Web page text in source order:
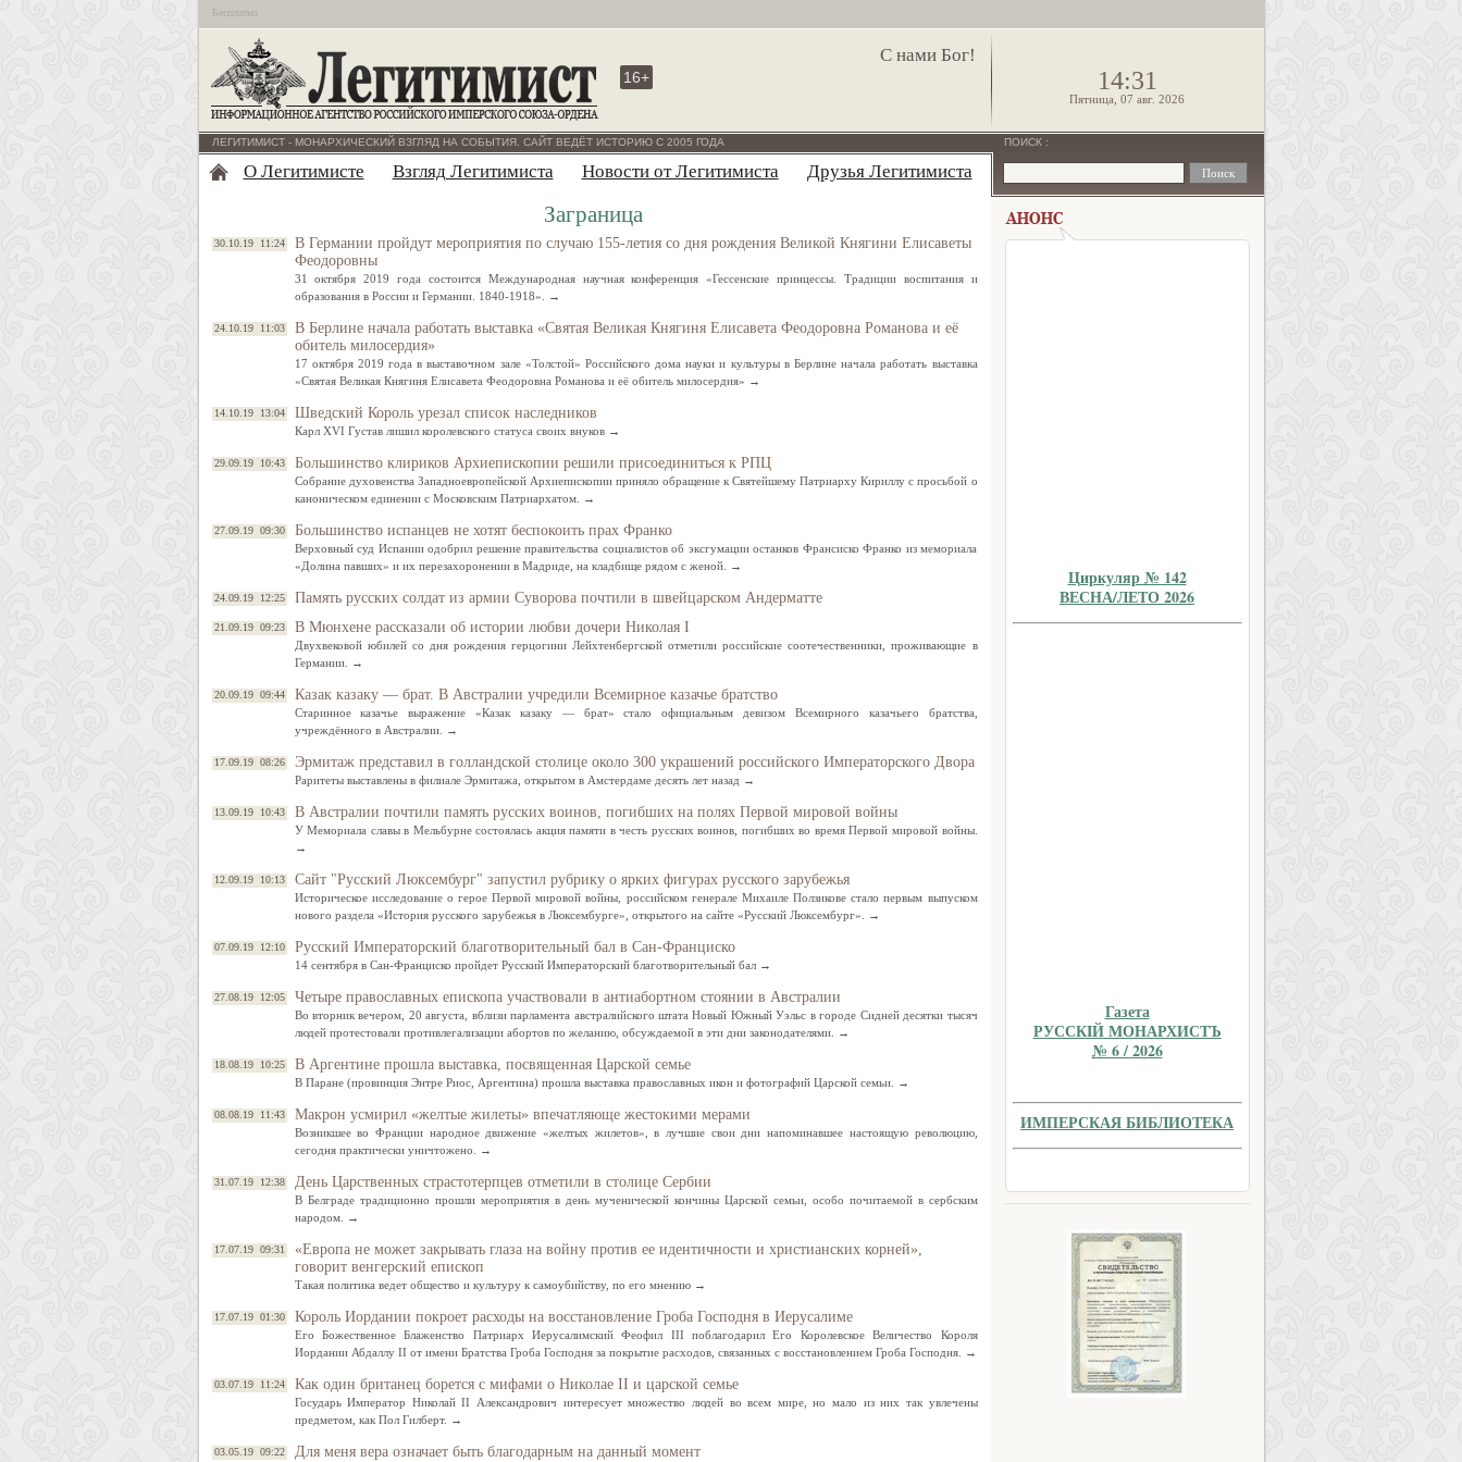
Бесплатно
С нами Бог!
16+ 14:31
Пятница, 07 авг. 2026
ЛЕГИТИМИСТ - МОНАРХИЧЕСКИЙ ВЗГЛЯД НА СОБЫТИЯ. САЙТ ВЕДЁТ ИСТОРИЮ С 2005 ГОДА
О Легитимисте Взгляд Легитимиста Новости от Легитимиста Друзья Легитимиста
Заграница
30.10.19 11:24
В Германии пройдут мероприятия по случаю 155-летия со дня рождения Великой Княгини Елисаветы
Феодоровны
31 октября 2019 года состоится Международная научная конференция «Гессенские принцессы. Традиции воспитания и
образования в России и Германии. 1840-1918». →
24.10.19 11:03
В Берлине начала работать выставка «Святая Великая Княгиня Елисавета Феодоровна Романова и её
обитель милосердия»
17 октября 2019 года в выставочном зале «Толстой» Российского дома науки и культуры в Берлине начала работать выставка
«Святая Великая Княгиня Елисавета Феодоровна Романова и её обитель милосердия» →
14.10.19 13:04 Шведский Король урезал список наследников
Карл XVI Густав лишил королевского статуса своих внуков →
29.09.19 10:43 Большинство клириков Архиепископии решили присоединиться к РПЦ
Собрание духовенства Западноевропейской Архиепископии приняло обращение к Святейшему Патриарху Кириллу с просьбой о
каноническом единении с Московским Патриархатом. →
27.09.19 09:30 Большинство испанцев не хотят беспокоить прах Франко
Верховный суд Испании одобрил решение правительства социалистов об эксгумации останков Франсиско Франко из мемориала
«Долина павших» и их перезахоронении в Мадриде, на кладбище рядом с женой. →
24.09.19 12:25 Память русских солдат из армии Суворова почтили в швейцарском Андерматте
21.09.19 09:23 В Мюнхене рассказали об истории любви дочери Николая I
Двухвековой юбилей со дня рождения герцогини Лейхтенбергской отметили российские соотечественники, проживающие в
Германии. →
20.09.19 09:44 Казак казаку — брат. В Австралии учредили Всемирное казачье братство
Старинное казачье выражение «Казак казаку — брат» стало официальным девизом Всемирного казачьего братства,
учреждённого в Австралии. →
17.09.19 08:26 Эрмитаж представил в голландской столице около 300 украшений российского Императорского Двора
Раритеты выставлены в филиале Эрмитажа, открытом в Амстердаме десять лет назад →
13.09.19 10:43 В Австралии почтили память русских воинов, погибших на полях Первой мировой войны
У Мемориала славы в Мельбурне состоялась акция памяти в честь русских воинов, погибших во время Первой мировой войны.
→
12.09.19 10:13 Сайт "Русский Люксембург" запустил рубрику о ярких фигурах русского зарубежья
Историческое исследование о герое Первой мировой войны, российском генерале Михаиле Ползикове стало первым выпуском
нового раздела «История русского зарубежья в Люксембурге», открытого на сайте «Русский Люксембург». →
07.09.19 12:10 Русский Императорский благотворительный бал в Сан-Франциско
14 сентября в Сан-Франциско пройдет Русский Императорский благотворительный бал →
27.08.19 12:05 Четыре православных епископа участвовали в антиабортном стоянии в Австралии
Во вторник вечером, 20 августа, вблизи парламента австралийского штата Новый Южный Уэльс в городе Сидней десятки тысяч
людей протестовали противлегализации абортов по желанию, обсуждаемой в эти дни законодателями. →
18.08.19 10:25 В Аргентине прошла выставка, посвященная Царской семье
В Паране (провинция Энтре Риос, Аргентина) прошла выставка православных икон и фотографий Царской семьи. →
08.08.19 11:43 Макрон усмирил «желтые жилеты» впечатляюще жестокими мерами
Возникшее во Франции народное движение «желтых жилетов», в лучшие свои дни напоминавшее настоящую революцию,
сегодня практически уничтожено. →
31.07.19 12:38 День Царственных страстотерпцев отметили в столице Сербии
В Белграде традиционно прошли мероприятия в день мученической кончины Царской семьи, особо почитаемой в сербским
народом. →
17.07.19 09:31
«Европа не может закрывать глаза на войну против ее идентичности и христианских корней»,
говорит венгерский епископ
Такая политика ведет общество и культуру к самоубийству, по его мнению →
17.07.19 01:30 Король Иордании покроет расходы на восстановление Гроба Господня в Иерусалиме
Его Божественное Блаженство Патриарх Иерусалимский Феофил III поблагодарил Его Королевское Величество Короля
Иордании Абдаллу II от имени Братства Гроба Господня за покрытие расходов, связанных с восстановлением Гроба Господня. →
03.07.19 11:24 Как один британец борется с мифами о Николае II и царской семье
Государь Император Николай II Александрович интересует множество людей во всем мире, но мало из них так увлечены
предметом, как Пол Гилберт. →
03.05.19 09:22 Для меня вера означает быть благодарным на данный момент
ПОИСК :
Циркуляр № 142
ВЕСНА/ЛЕТО 2026
Газета
РУССКIЙ МОНАРХИСТЪ
№ 6 / 2026
ИМПЕРСКАЯ БИБЛИОТЕКА